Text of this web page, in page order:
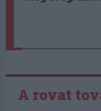
A rovat